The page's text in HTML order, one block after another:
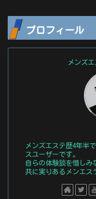
プロフィール
メンズ
メンズエステ歴4年半
スユーザーです。
自らの体験談を惜しみ
共に実りあるメンエス